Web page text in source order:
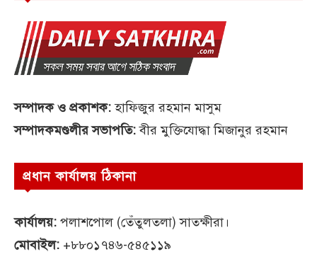
সম্পাদক ও প্রকাশক:হাফিজুর রহমান মাসুম
সম্পাদকমণ্ডলীর সভাপতি:বীর মুক্তিযোদ্ধা মিজানুর রহমান
প্রধান কার্যালয় ঠিকানা
কার্যালয়: পলাশপোল (তেঁতুলতলা) সাতক্ষীরা।
মোবাইল: +৮৮০১৭৪৬-৫৪৫১১৯